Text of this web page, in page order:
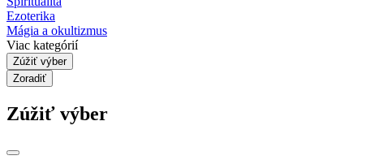
Ezoterika
Mágia a okultizmus
Viac kategórií
Zúžiť výber
Zoradiť
Zúžiť výber